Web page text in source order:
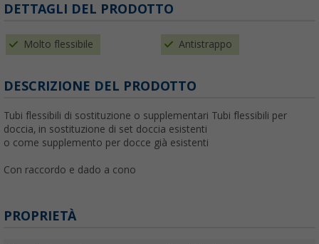
DETTAGLI DEL PRODOTTO
Molto flessibile Antistrappo
DESCRIZIONE DEL PRODOTTO
Tubi flessibili di sostituzione o supplementari Tubi flessibili per
doccia, in sostituzione di set doccia esistenti
o come supplemento per docce già esistenti
Con raccordo e dado a cono
PROPRIETÀ